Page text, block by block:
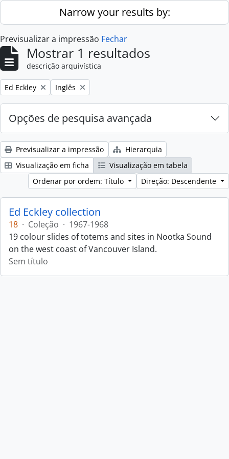
Skip to main contentNarrow your results by:
Previsualizar a impressão Fechar
Mostrar 1 resultados
descrição arquivística
Remove filter:
Ed Eckley Remove filter:
Inglês
Opções de pesquisa avançada
Previsualizar a impressão
Hierarquia
Visualização em ficha
Visualização em tabela
Ordenar por ordem: Título
Direção: Descendente
Ed Eckley collection
18 · Coleção · 1967-1968
19 colour slides of totems and sites in Nootka Sound
on the west coast of Vancouver Island.
Sem título